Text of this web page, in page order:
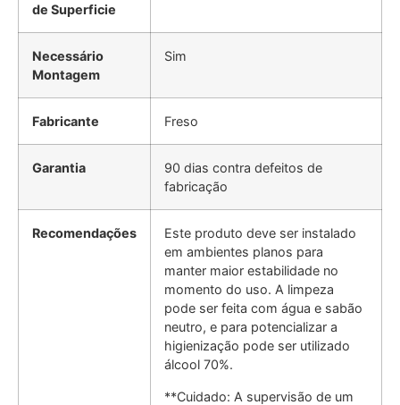
de Superficie
Necessário
Montagem
Sim
Fabricante Freso
Garantia
90 dias contra defeitos de
fabricação
Recomendações
Este produto deve ser instalado
em ambientes planos para
manter maior estabilidade no
momento do uso. A limpeza
pode ser feita com água e sabão
neutro, e para potencializar a
higienização pode ser utilizado
álcool 70%.
**Cuidado: A supervisão de um